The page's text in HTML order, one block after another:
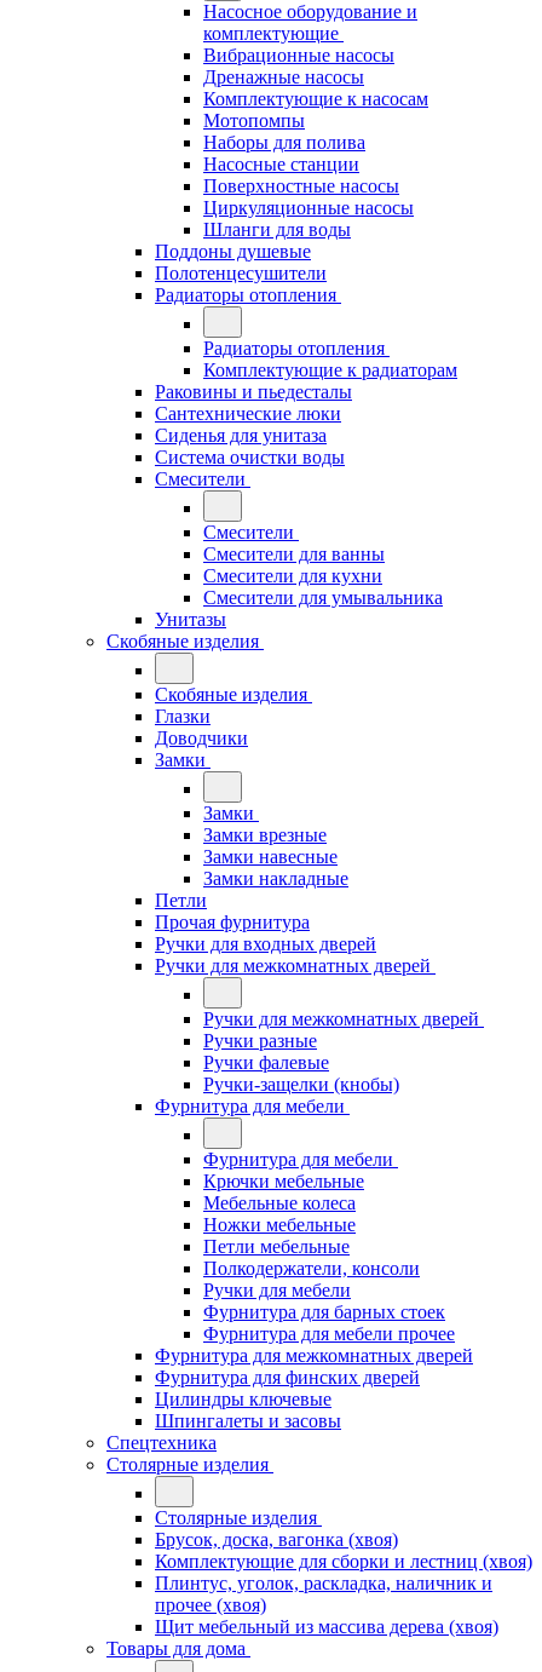
Насосное оборудование и
комплектующие
Вибрационные насосы
Дренажные насосы
Комплектующие к насосам
Мотопомпы
Наборы для полива
Насосные станции
Поверхностные насосы
Циркуляционные насосы
Шланги для воды
Поддоны душевые
Полотенцесушители
Радиаторы отопления
Радиаторы отопления
Комплектующие к радиаторам
Раковины и пьедесталы
Сантехнические люки
Сиденья для унитаза
Система очистки воды
Смесители
Смесители
Смесители для ванны
Смесители для кухни
Смесители для умывальника
Унитазы
Скобяные изделия
Скобяные изделия
Глазки
Доводчики
Замки
Замки
Замки врезные
Замки навесные
Замки накладные
Петли
Прочая фурнитура
Ручки для входных дверей
Ручки для межкомнатных дверей
Ручки для межкомнатных дверей
Ручки разные
Ручки фалевые
Ручки-защелки (кнобы)
Фурнитура для мебели
Фурнитура для мебели
Крючки мебельные
Мебельные колеса
Ножки мебельные
Петли мебельные
Полкодержатели, консоли
Ручки для мебели
Фурнитура для барных стоек
Фурнитура для мебели прочее
Фурнитура для межкомнатных дверей
Фурнитура для финских дверей
Цилиндры ключевые
Шпингалеты и засовы
Спецтехника
Столярные изделия
Столярные изделия
Брусок, доска, вагонка (хвоя)
Комплектующие для сборки и лестниц (хвоя)
Плинтус, уголок, раскладка, наличник и
прочее (хвоя)
Щит мебельный из массива дерева (хвоя)
Товары для дома